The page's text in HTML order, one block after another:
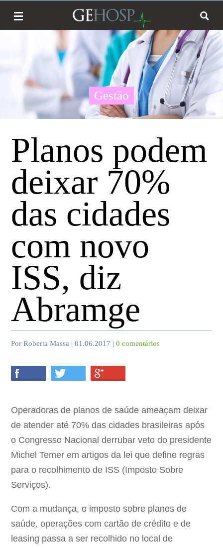
Gestão
Planos podem
deixar 70%
das cidades
com novo
ISS, diz
Abramge
Por Roberta Massa | 01.06.2017 |0 comentários
Operadoras de planos de saúde ameaçam deixar
de atender até 70% das cidades brasileiras após
o Congresso Nacional derrubar veto do presidente
Michel Temer em artigos da lei que define regras
para o recolhimento de ISS (Imposto Sobre
Serviços).
Com a mudança, o imposto sobre planos de
saúde, operações com cartão de crédito e de
leasing passa a ser recolhido no local de